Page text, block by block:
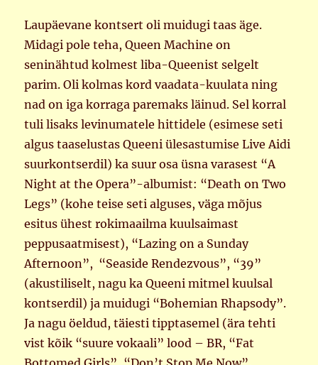
Laupäevane kontsert oli muidugi taas äge.
Midagi pole teha, Queen Machine on
seninähtud kolmest liba-Queenist selgelt
parim. Oli kolmas kord vaadata-kuulata ning
nad on iga korraga paremaks läinud. Sel korral
tuli lisaks levinumatele hittidele (esimese seti
algus taaselustas Queeni ülesastumise Live Aidi
suurkontserdil) ka suur osa üsna varasest “A
Night at the Opera”-albumist: “Death on Two
Legs” (kohe teise seti alguses, väga mõjus
esitus ühest rokimaailma kuulsaimast
peppusaatmisest), “Lazing on a Sunday
Afternoon”, “Seaside Rendezvous”, “39”
(akustiliselt, nagu ka Queeni mitmel kuulsal
kontserdil) ja muidugi “Bohemian Rhapsody”.
Ja nagu öeldud, täiesti tipptasemel (ära tehti
vist kõik “suure vokaali” lood – BR, “Fat